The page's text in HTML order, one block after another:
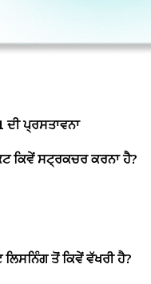
ਪ੍ਰਸਤਾਵਨਾ
ਕਿਵੇਂ ਸਟ੍ਰਕਚਰ ਕਰਨਾ ਹੈ?
ਤੋਂ ਕਿਵੇਂ ਵੱਖਰੀ ਹੈ?